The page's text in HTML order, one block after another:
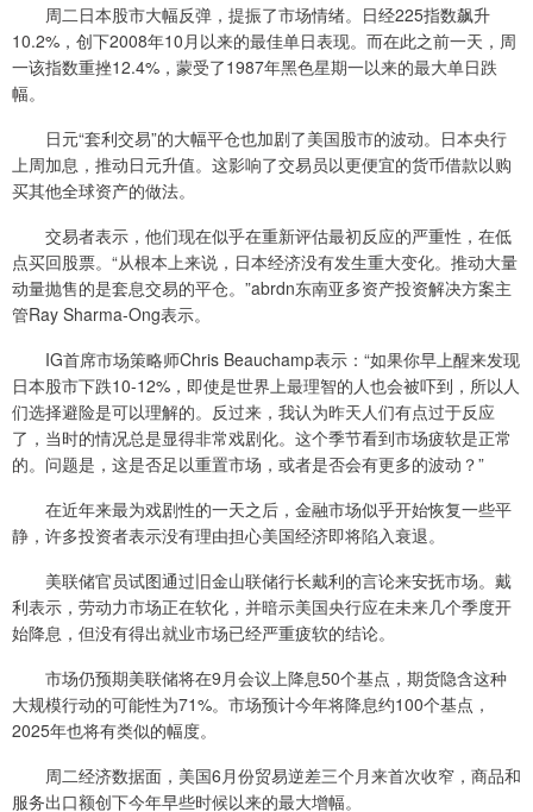
周二日本股市大幅反弹，提振了市场情绪。日经225指数飙升
10.2%，创下2008年10月以来的最佳单日表现。而在此之前一天，周
一该指数重挫12.4%，蒙受了1987年黑色星期一以来的最大单日跌
幅。
日元“套利交易”的大幅平仓也加剧了美国股市的波动。日本央行
上周加息，推动日元升值。这影响了交易员以更便宜的货币借款以购
买其他全球资产的做法。
交易者表示，他们现在似乎在重新评估最初反应的严重性，在低
点买回股票。“从根本上来说，日本经济没有发生重大变化。推动大量
动量抛售的是套息交易的平仓。”abrdn东南亚多资产投资解决方案主
管Ray Sharma-Ong表示。
IG首席市场策略师Chris Beauchamp表示：“如果你早上醒来发现
日本股市下跌10-12%，即使是世界上最理智的人也会被吓到，所以人
们选择避险是可以理解的。反过来，我认为昨天人们有点过于反应
了，当时的情况总是显得非常戏剧化。这个季节看到市场疲软是正常
的。问题是，这是否足以重置市场，或者是否会有更多的波动？”
在近年来最为戏剧性的一天之后，金融市场似乎开始恢复一些平
静，许多投资者表示没有理由担心美国经济即将陷入衰退。
美联储官员试图通过旧金山联储行长戴利的言论来安抚市场。戴
利表示，劳动力市场正在软化，并暗示美国央行应在未来几个季度开
始降息，但没有得出就业市场已经严重疲软的结论。
市场仍预期美联储将在9月会议上降息50个基点，期货隐含这种
大规模行动的可能性为71%。市场预计今年将降息约100个基点，
2025年也将有类似的幅度。
周二经济数据面，美国6月份贸易逆差三个月来首次收窄，商品和
服务出口额创下今年早些时候以来的最大增幅。